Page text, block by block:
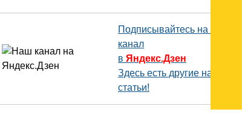
Подписывайтесь на наш
канал
в Яндекс.Дзен
Здесь есть другие наши
статьи!